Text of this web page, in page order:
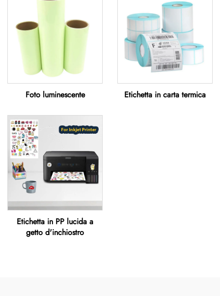
Foto luminescente Etichetta in carta termica
Etichetta in PP lucida a
getto d'inchiostro